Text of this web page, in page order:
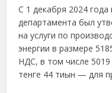
С 1 декабря 2024 года
департамента был
на услуги по
энергии в размере
НДС, в том числе
тенге 44 тиын — для